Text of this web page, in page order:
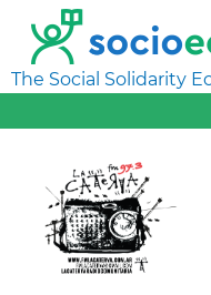
The Social Solidarity